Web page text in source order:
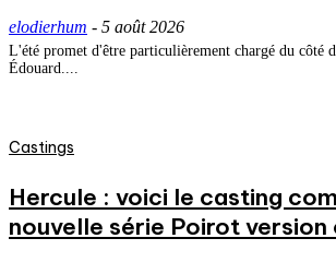
elodierhum - 5 août 2026
L'été promet d'être particulièrement chargé du côté
Édouard....
Castings
Hercule : voici le casting
nouvelle série Poirot version